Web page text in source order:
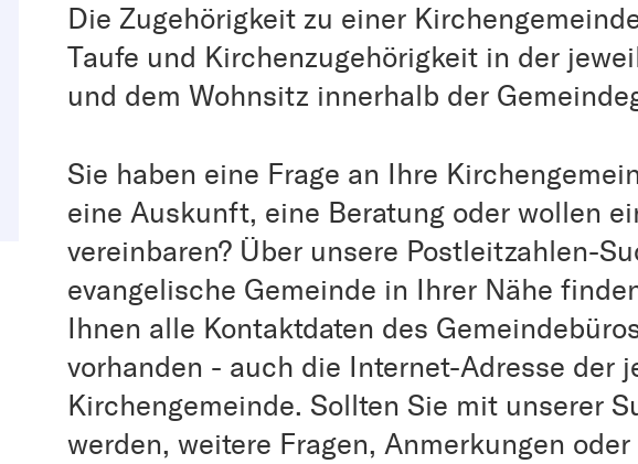
Die Zugehörigkeit zu einer
Taufe und Kirchenzugehörigkeit in der
und dem Wohnsitz innerhalb der
Sie haben eine Frage an Ihre
eine Auskunft, eine Beratung oder wollen
vereinbaren? Über unsere Postleitzahlen-
evangelische Gemeinde in Ihrer Nähe
Ihnen alle Kontaktdaten des
vorhanden - auch die Internet-Adresse der
Kirchengemeinde. Sollten Sie mit unserer
werden, weitere Fragen, Anmerkungen